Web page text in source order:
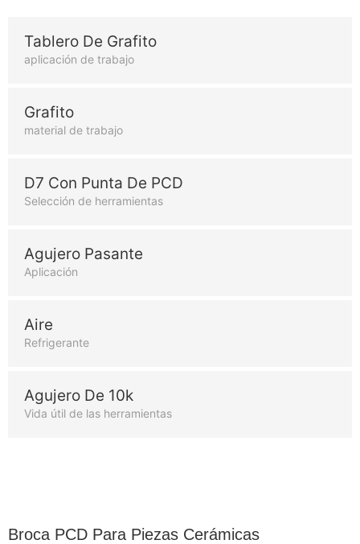
Tablero De Grafito
aplicación de trabajo
Grafito
material de trabajo
D7 Con Punta De PCD
Selección de herramientas
Agujero Pasante
Aplicación
Aire
Refrigerante
Agujero De 10k
Vida útil de las herramientas
Broca PCD Para Piezas Cerámicas